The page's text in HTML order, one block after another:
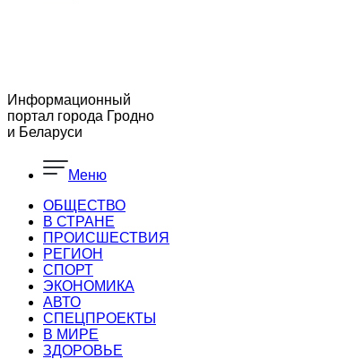
Информационный
портал города Гродно
и Беларуси
Меню
ОБЩЕСТВО
В СТРАНЕ
ПРОИСШЕСТВИЯ
РЕГИОН
CПОРТ
ЭКОНОМИКА
АВТО
СПЕЦПРОЕКТЫ
В МИРЕ
ЗДОРОВЬЕ